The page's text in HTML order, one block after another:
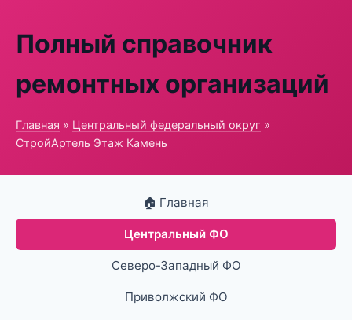
Полный справочник
ремонтных организаций
Главная » Центральный федеральный округ »
СтройАртель Этаж Камень
🏠 Главная
Центральный ФО
Северо-Западный ФО
Приволжский ФО